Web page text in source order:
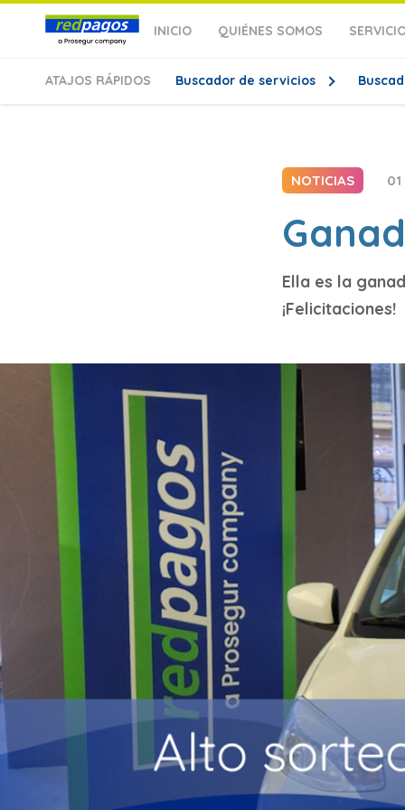
INICIO QUIÉNES SOMOS
ATAJOS RÁPIDOS Buscador de servicios
NOTICIAS
Ella es la
¡Felicitaciones!